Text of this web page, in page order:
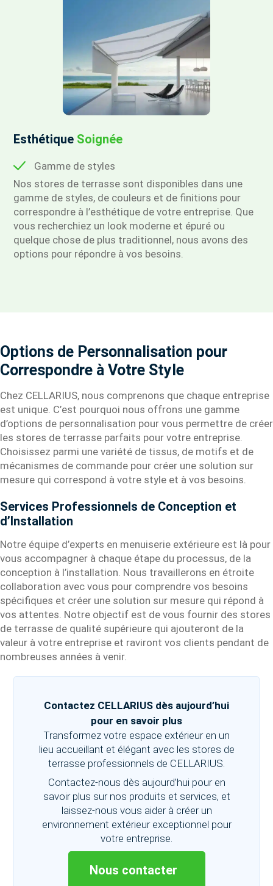
Esthétique Soignée
Gamme de styles
Nos stores de terrasse sont disponibles dans une
gamme de styles, de couleurs et de finitions pour
correspondre à l’esthétique de votre entreprise. Que
vous recherchiez un look moderne et épuré ou
quelque chose de plus traditionnel, nous avons des
options pour répondre à vos besoins.
Options de Personnalisation pour
Correspondre à Votre Style
Chez CELLARIUS, nous comprenons que chaque entreprise
est unique. C’est pourquoi nous offrons une gamme
d’options de personnalisation pour vous permettre de créer
les stores de terrasse parfaits pour votre entreprise.
Choisissez parmi une variété de tissus, de motifs et de
mécanismes de commande pour créer une solution sur
mesure qui correspond à votre style et à vos besoins.
Services Professionnels de Conception et
d’Installation
Notre équipe d’experts en menuiserie extérieure est là pour
vous accompagner à chaque étape du processus, de la
conception à l’installation. Nous travaillerons en étroite
collaboration avec vous pour comprendre vos besoins
spécifiques et créer une solution sur mesure qui répond à
vos attentes. Notre objectif est de vous fournir des stores
de terrasse de qualité supérieure qui ajouteront de la
valeur à votre entreprise et raviront vos clients pendant de
nombreuses années à venir.
Contactez CELLARIUS dès aujourd’hui
pour en savoir plus
Transformez votre espace extérieur en un
lieu accueillant et élégant avec les stores de
terrasse professionnels de CELLARIUS.
Contactez-nous dès aujourd’hui pour en
savoir plus sur nos produits et services, et
laissez-nous vous aider à créer un
environnement extérieur exceptionnel pour
votre entreprise.
Nous contacter